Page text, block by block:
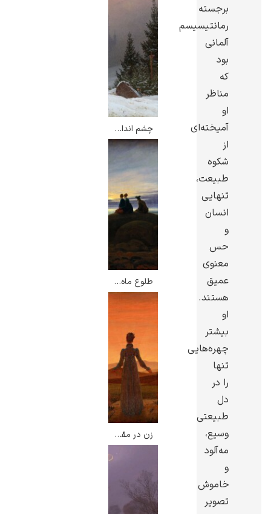
گوستاو کلیمت
کامی پیسارو
برجسته
رمانتیسیسم
آلمانی
بود
که
مناظر
او
آمیخته‌ای
از
شکوه
طبیعت،
تنهایی
انسان
و
حس
معنوی
عمیق
هستند.
او
بیشتر
چهره‌هایی
تنها
را در
دل
طبیعتی
وسیع،
مه‌آلود
و
خاموش
تصویر
چشم انداز زمستانی با کلیسا – کاسپار داوید فریدریش
طلوع ماه بر فراز دریا – کاسپار داوید فریدریش
زن در مقابل غروب خورشید – کاسپار داوید فریدریش